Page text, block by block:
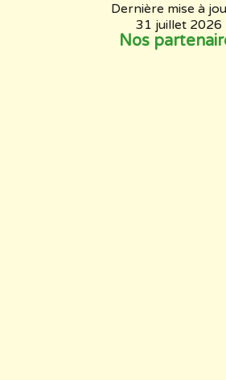
Dernière mise à
31 juillet 2026
Nos